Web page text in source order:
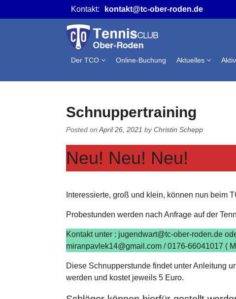
to
Kontakt: kontakt@tc-ober-roden.de
Der TCO Online-Buchung Aktuelles
Schnuppertraining
Posted onApril 26, 2021 byChristin Schepp
Neu! Neu! Neu!
Interessierte, groß und klein, können nun beim
Probestunden werden nach Anfrage auf der
Kontakt unter : jugendwart@tc-ober-roden.de
miranpavlek14@gmail.com / 0176-66041017 (
Diese Schnupperstunde findet unter Anleitung
werden und kostet jeweils 5 Euro.